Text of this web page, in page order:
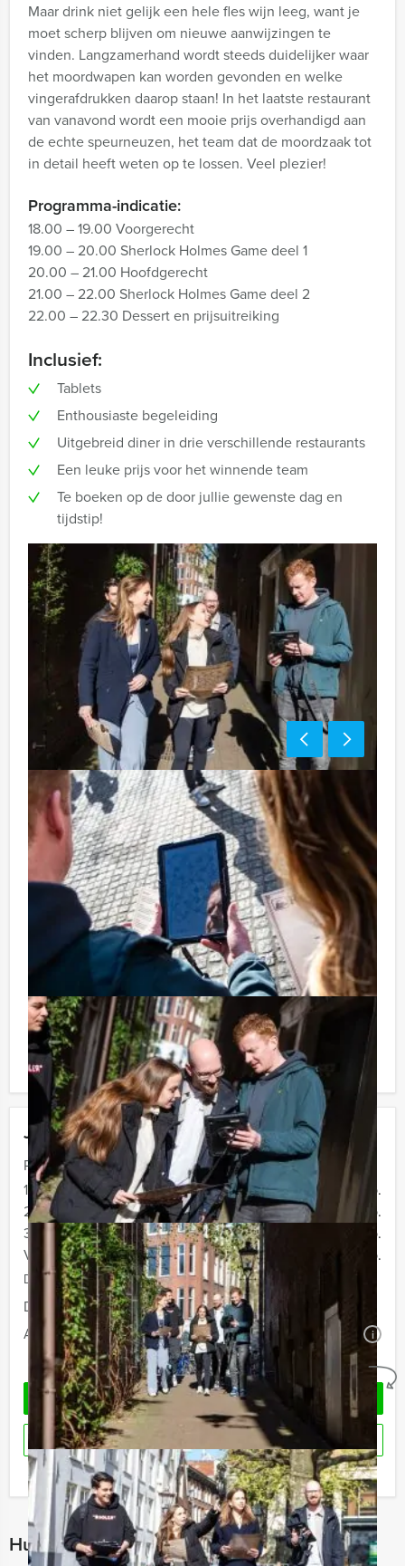
Jouw uitje
Prijs :
12 - 19 personen
€ 72,50 p.p.
20 - 29 personen
€ 69,50 p.p.
30 - 39 personen
€ 66,50 p.p.
Vanaf 40 personen
€ 64,50 p.p.
De prijzen zijn exclusief BTW
Duur:
4 uur en 30 minuten
Aantal:
Minimaal 12 personen i
Geheel vrijblijvend
OFFERTE AANVRAGEN
Ik heb een vraag over dit uitje
Hulp nodig bij het kiezen?
Maar drink niet gelijk een hele fles wijn leeg, want je
moet scherp blijven om nieuwe aanwijzingen te
vinden. Langzamerhand wordt steeds duidelijker waar
het moordwapen kan worden gevonden en welke
vingerafdrukken daarop staan! In het laatste restaurant
van vanavond wordt een mooie prijs overhandigd aan
de echte speurneuzen, het team dat de moordzaak tot
in detail heeft weten op te lossen. Veel plezier!
Programma-indicatie:
18.00 – 19.00 Voorgerecht
19.00 – 20.00 Sherlock Holmes Game deel 1
20.00 – 21.00 Hoofdgerecht
21.00 – 22.00 Sherlock Holmes Game deel 2
22.00 – 22.30 Dessert en prijsuitreiking
Inclusief:
Tablets
Enthousiaste begeleiding
Uitgebreid diner in drie verschillende restaurants
Een leuke prijs voor het winnende team
Te boeken op de door jullie gewenste dag en
tijdstip!
Tip:
Niet telkens uw knip hoeven trekken om uw drankje af
te rekenen? Voor € 13,50 per persoon per uur (excl.
BTW) kunt u gebruikmaken van het drankarrangement,
waarbij u onbeperkt kunt genieten van bier, fris,
huiswijn, koffie en thee. En… zo komt u ook achteraf
niet voor verrassingen te staan!
Reservering voor kleinere groepen:
Komt u niet aan het minimale aantal deelnemers voor
deze activiteit? Als u bereid bent voor het minimale
aantal te betalen, kunt u ook gewoon voor minder
personen boeken!